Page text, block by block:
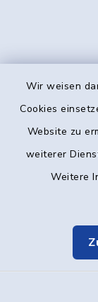
Wir weisen
Cookies
Website zu
weiterer
Weitere